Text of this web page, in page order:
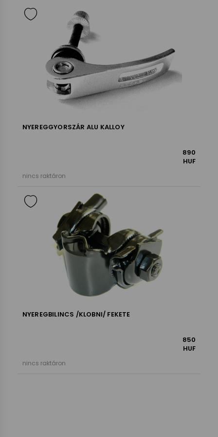
NYEREGGYORSZÁR ALU KALLOY
890
HUF
nincs raktáron
NYEREGBILINCS /KLOBNI/ FEKETE
850
HUF
nincs raktáron